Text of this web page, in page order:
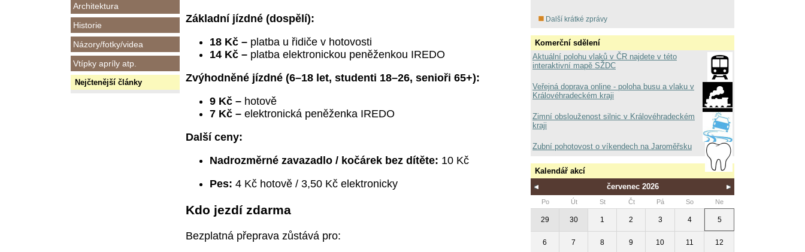
Architektura
Historie
Názory/fotky/videa
Vtípky apríly atp.
Nejčtenější články
Základní jízdné (dospělí):
18 Kč – platba u řidiče v hotovosti
14 Kč – platba elektronickou peněženkou IREDO
Zvýhodněné jízdné (6–18 let, studenti 18–26, senioři 65+):
9 Kč – hotově
7 Kč – elektronická peněženka IREDO
Další ceny:
Nadrozměrné zavazadlo / kočárek bez dítěte: 10 Kč
Pes: 4 Kč hotově / 3,50 Kč elektronicky
Kdo jezdí zdarma
Bezplatná přeprava zůstává pro:
Další krátké zprávy
Komerční sdělení
Aktuální polohu vlaků v ČR najdete v této
interaktivní mapě SŽDC
Veřejná doprava online - poloha busu a vlaku v
Královéhradeckém kraji
Zimní obslouženost silnic v Královéhradeckém
kraji
Zubní pohotovost o víkendech na Jaroměřsku
Kalendář akcí
červenec 2026
Po Út St Čt Pá So Ne
29 30 1 2 3 4 5
6 7 8 9 10 11 12